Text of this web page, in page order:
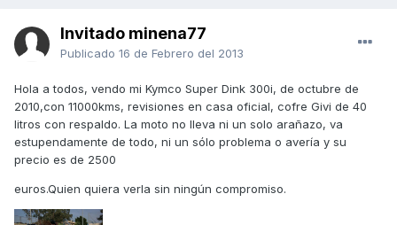
Invitado minena77
Publicado 16 de Febrero del 2013
Hola a todos, vendo mi Kymco Super Dink 300i, de octubre de
2010,con 11000kms, revisiones en casa oficial, cofre Givi de 40
litros con respaldo. La moto no lleva ni un solo arañazo, va
estupendamente de todo, ni un sólo problema o avería y su
precio es de 2500
euros.Quien quiera verla sin ningún compromiso.